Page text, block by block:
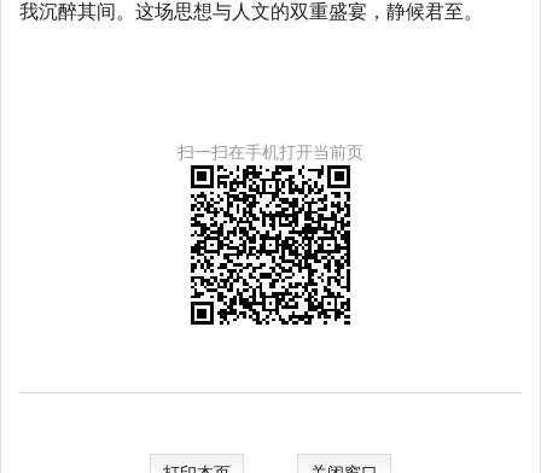
我沉醉其间。这场思想与人文的双重盛宴，静候君至。
扫一扫在手机打开当前页